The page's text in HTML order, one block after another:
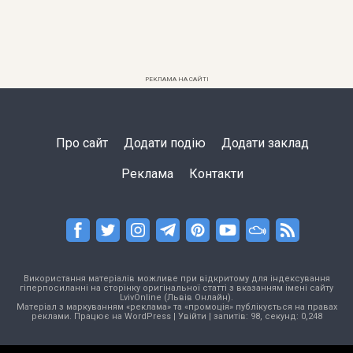
РЕКЛАМА НА САЙТІ
Про сайт Додати подію Додати заклад
Реклама Контакти
Використання матеріалів можливе при відкритому для індексування
гіперпосиланні на сторінку оригінальної статті з вказанням імені сайту
LvivOnline (Львів Онлайн).
Матеріал з маркуванням «реклама» та «промоція» публікується на правах
реклами. Працює на WordPress| Увійти | запитів: 98, секунд: 0,248